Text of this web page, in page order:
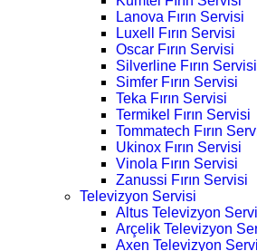
Lanova Fırın Servisi
Luxell Fırın Servisi
Oscar Fırın Servisi
Silverline Fırın Servisi
Simfer Fırın Servisi
Teka Fırın Servisi
Termikel Fırın Servisi
Tommatech Fırın
Ukinox Fırın Servisi
Vinola Fırın Servisi
Zanussi Fırın Servisi
Televizyon Servisi
Altus Televizyon
Arçelik Televizyon
Axen Televizyon